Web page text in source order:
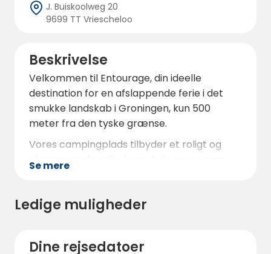
J. Buiskoolweg 20
9699 TT Vriescheloo
Beskrivelse
Velkommen til Entourage, din ideelle
destination for en afslappende ferie i det
smukke landskab i Groningen, kun 500
meter fra den tyske grænse.
Vores campingplads tilbyder et roligt og
charmerende miljø, hvor du hver morgen
store marker.
campingvogne og autocampere, der ligger i
Se mere
Ledige muligheder
Dine rejsedatoer